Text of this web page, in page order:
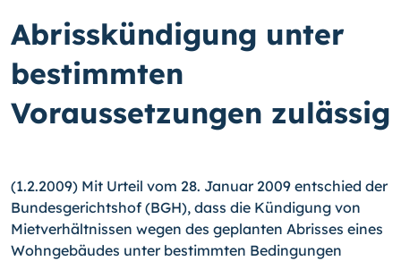
Abrisskündigung unter
bestimmten
Voraussetzungen zulässig
(1.2.2009) Mit Urteil vom 28. Januar 2009 entschied der
Bundesgerichtshof (BGH), dass die Kündigung von
Mietverhältnissen wegen des geplanten Abrisses eines
Wohngebäudes unter bestimmten Bedingungen